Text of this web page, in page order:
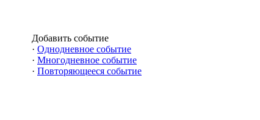
Добавить событие
· Однодневное событие
· Многодневное событие
· Повторяющееся событие